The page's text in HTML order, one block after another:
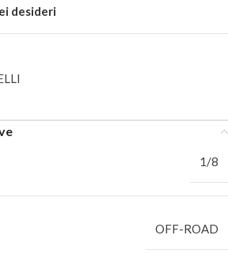
desideri
1/8
OFF-ROAD